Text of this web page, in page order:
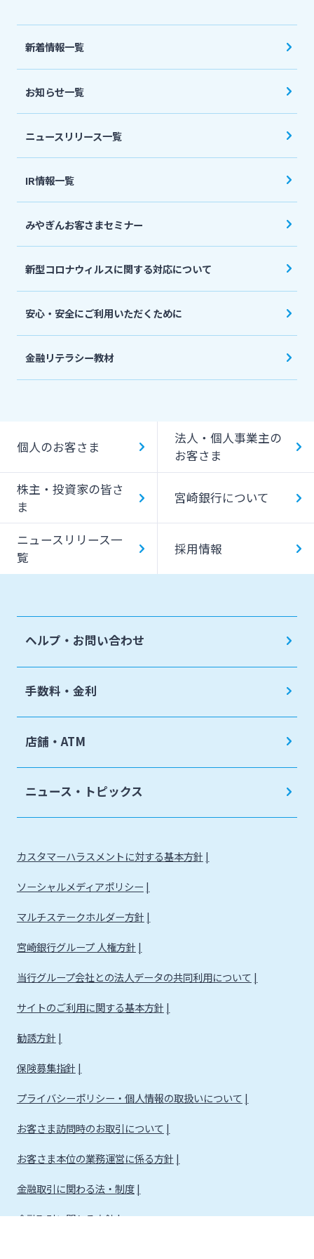
株主・投資家の皆さま
ニュースリリース一覧
採用情報
新着情報一覧
お知らせ一覧
ニュースリリース一覧
IR情報一覧
みやぎんお客さまセミナー
新型コロナウィルスに関する対応について
安心・安全にご利用いただくために
金融リテラシー教材
個人のお客さま
法人・個人事業主の
お客さま
株主・投資家の皆さ
ま
宮崎銀行について
ニュースリリース一
覧
採用情報
ヘルプ・お問い合わせ
手数料・金利
店舗・ATM
ニュース・トピックス
カスタマーハラスメントに対する基本方針
ソーシャルメディアポリシー
マルチステークホルダー方針
宮崎銀行グループ 人権方針
当行グループ会社との法人データの共同利用について
サイトのご利用に関する基本方針
勧誘方針
保険募集指針
プライバシーポリシー・個人情報の取扱いについて
お客さま訪問時のお取引について
お客さま本位の業務運営に係る方針
金融取引に関わる法・制度
金融取引に関わる方針